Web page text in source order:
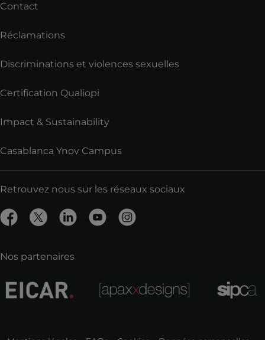
Contact
Réclamations
Discriminations et violences sexuelles
Certification Qualiopi
Impact & Sustainability
Casablanca Ynov Campus
Retrouvez nous sur les réseaux sociaux
Nos partenaires